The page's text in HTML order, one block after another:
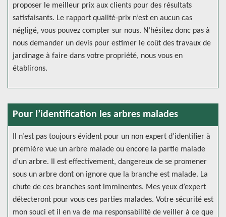
proposer le meilleur prix aux clients pour des résultats
satisfaisants. Le rapport qualité-prix n’est en aucun cas
négligé, vous pouvez compter sur nous. N’hésitez donc pas à
nous demander un devis pour estimer le coût des travaux de
jardinage à faire dans votre propriété, nous vous en
établirons.
Pour l’identification les arbres malades
Il n’est pas toujours évident pour un non expert d’identifier à
première vue un arbre malade ou encore la partie malade
d’un arbre. Il est effectivement, dangereux de se promener
sous un arbre dont on ignore que la branche est malade. La
chute de ces branches sont imminentes. Mes yeux d’expert
détecteront pour vous ces parties malades. Votre sécurité est
mon souci et il en va de ma responsabilité de veiller à ce que